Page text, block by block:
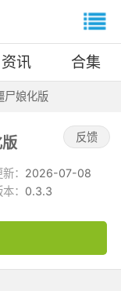
资讯 合集
尸娘化版
反馈
： 2026-07-08
： 0.3.3